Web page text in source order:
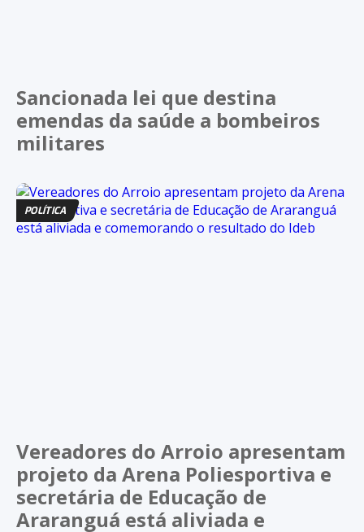
Sancionada lei que destina
emendas da saúde a bombeiros
militares
POLÍTICA
Vereadores do Arroio apresentam
projeto da Arena Poliesportiva e
secretária de Educação de
Araranguá está aliviada e